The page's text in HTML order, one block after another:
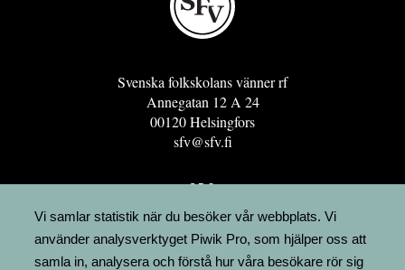
Svenska folkskolans vänner rf
Annegatan 12 A 24
00120 Helsingfors
sfv@sfv.fi
GRO
FÖRENINGSRESURSEN
MINNESRUNOR.FI
UPPSLAGSVERKET FINLAND
Vi samlar statistik när du besöker vår webbplats. Vi
använder analysverktyget Piwik Pro, som hjälper oss att
samla in, analysera och förstå hur våra besökare rör sig